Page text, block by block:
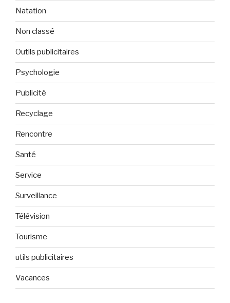
Natation
Non classé
Outils publicitaires
Psychologie
Publicité
Recyclage
Rencontre
Santé
Service
Surveillance
Télévision
Tourisme
utils publicitaires
Vacances